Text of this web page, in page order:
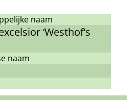
naam
‘Westhof’s
naam